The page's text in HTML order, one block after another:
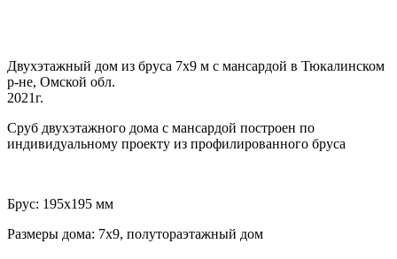
Двухэтажный дом из бруса 7х9 м с мансардой в Тюкалинском
р-не, Омской обл.
2021г.
Сруб двухэтажного дома с мансардой построен по
индивидуальному проекту из профилированного бруса
Брус: 195х195 мм
Размеры дома: 7х9, полутораэтажный дом